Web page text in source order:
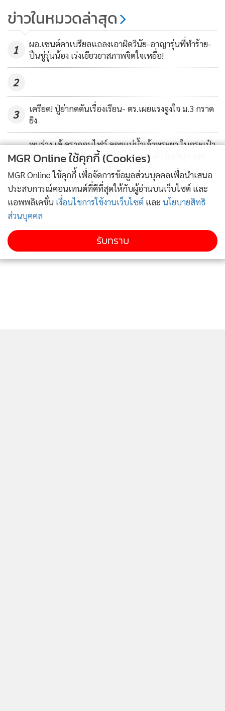
เป็นยานพาหนะมากระหน่ำยิงใส่รถของนายเกรียงศักดิ์ยังไม่
ทราบว่าเป็นใครเพราะเพื่อนๆ ในกลุ่มก็ยังงงเนื่องจากคนร้ายก็ไม่
ได้มีปัญหาและไม่ได้เกี่ยวข้องอะไรกับกลุ่มผู้ตายเลย ขณะนี้กำลัง
ไล่หาหลักฐานจากกล้องวงจรปิดเพื่อติดตามตัวมาดำเนินการฐาน
ทำให้เสียทรัพย์และ พ.ร.บ.อาวุธปืน
2,542
“สมเด็จพระเทพฯ”
ข่าวในหมวดล่าสุด
1
ผอ.เซนต์คาเบรียลแถลงเอาผิดวินัย-อาญารุ่นพี่ทำร้าย-
ปืนขู่รุ่นน้อง เร่งเยียวยาสภาพจิตใจเหยื่อ!
2
3
เครียด! ปู่ย่ากดดันเรื่องเรียน- ตร.เผยแรงจูงใจ ม.3 กราด
ยิง
4
พบร่าง เต้ ดรากอนไฟว์ ลอยแม่น้ำเจ้าพระยา ในกระเป๋า
สะพายพบก้อนหินคาดใช้ถ่วงน้ำ แอนดี้ เข็มพิมุก เผย
เสียใจ แต่คิดว่าเพื่อนคงตัดสินใจดีแล้ว
ข่าวอื่นในหมวด
MGR Online ใช้คุกกี้ (Cookies)
MGR Online ใช้คุกกี้ เพื่อจัดการข้อมูลส่วนบุคคลเพื่อนำเสนอ
ประสบการณ์คอนเทนต์ที่ดีที่สุดให้กับผู้อ่านบนเว็บไซต์ และ
แอพพลิเคชั่น เงื่อนไขการใช้งานเว็บไซต์ และ นโยบายสิทธิ
ส่วนบุคคล
รับทราบ